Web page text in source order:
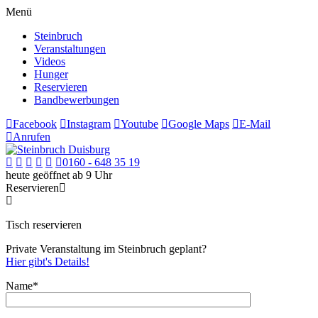
Menü
Steinbruch
Veranstaltungen
Videos
Hunger
Reservieren
Bandbewerbungen
Facebook
Instagram Youtube Google Maps
E-Mail
Anrufen
0160 - 648 35 19
heute geöffnet ab 9 Uhr
Reservieren
Tisch reservieren
Private Veranstaltung im Steinbruch geplant?
Hier gibt's Details!
Name*